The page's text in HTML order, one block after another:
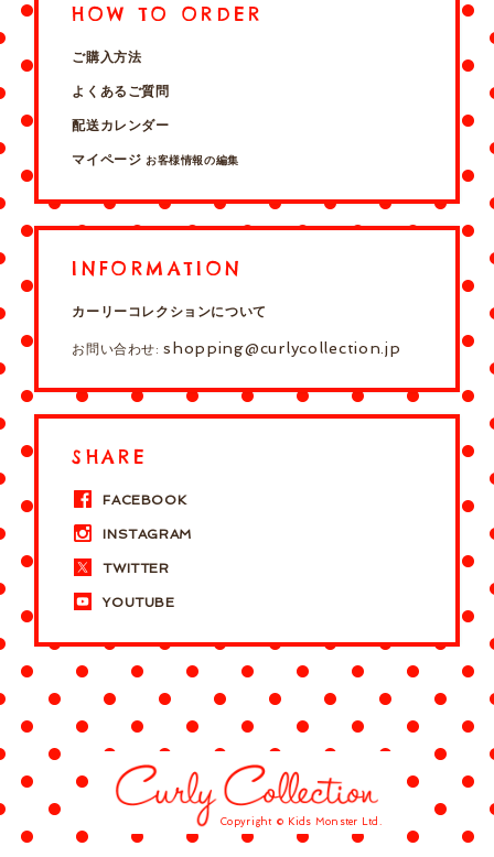
HOW TO ORDER
ご購入方法
よくあるご質問
配送カレンダー
マイページ お客様情報の編集
INFORMATION
カーリーコレクションについて
お問い合わせ:shopping@curlycollection.jp
SHARE
FACEBOOK
INSTAGRAM
TWITTER
YOUTUBE
Copyright © Kids Monster Ltd.